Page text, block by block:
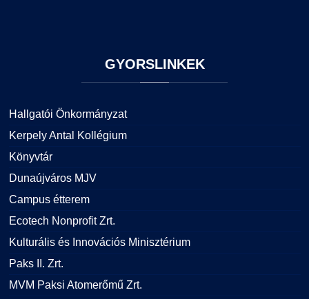
GYORSLINKEK
Hallgatói Önkormányzat
Kerpely Antal Kollégium
Könyvtár
Dunaújváros MJV
Campus étterem
Ecotech Nonprofit Zrt.
Kulturális és Innovációs Minisztérium
Paks II. Zrt.
MVM Paksi Atomerőmű Zrt.